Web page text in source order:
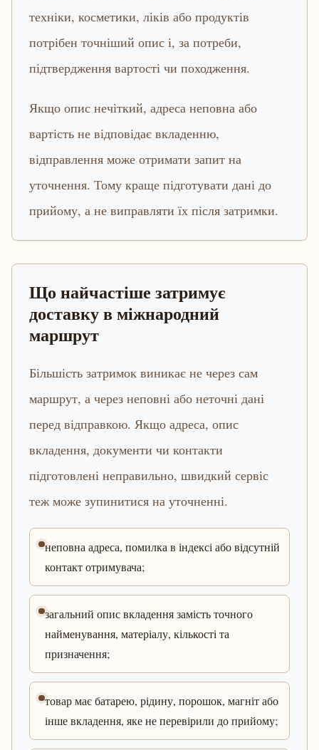
техніки, косметики, ліків або продуктів
потрібен точніший опис і, за потреби,
підтвердження вартості чи походження.
Якщо опис нечіткий, адреса неповна або
вартість не відповідає вкладенню,
відправлення може отримати запит на
уточнення. Тому краще підготувати дані до
прийому, а не виправляти їх після затримки.
Що найчастіше затримує
доставку в міжнародний
маршрут
Більшість затримок виникає не через сам
маршрут, а через неповні або неточні дані
перед відправкою. Якщо адреса, опис
вкладення, документи чи контакти
підготовлені неправильно, швидкий сервіс
теж може зупинитися на уточненні.
неповна адреса, помилка в індексі або відсутній
контакт отримувача;
загальний опис вкладення замість точного
найменування, матеріалу, кількості та
призначення;
товар має батарею, рідину, порошок, магніт або
інше вкладення, яке не перевірили до прийому;